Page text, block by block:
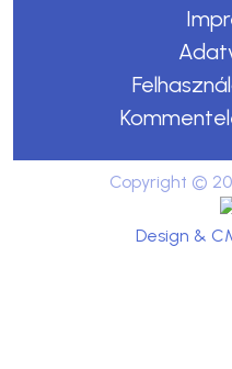
Copyright ©
Design &